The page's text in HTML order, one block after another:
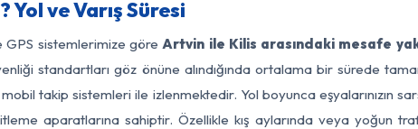
ve Varış Süresi
GPS sistemlerimize göreArtvin ile Kilis arasındaki mesafe
standartları göz önüne alındığında ortalama bir sürede
takip sistemleri ile izlenmektedir. Yol boyunca eşyalarınızın
aparatlarına sahiptir. Özellikle kış aylarında veya yoğun